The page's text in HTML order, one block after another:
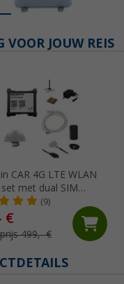
VOOR JOUW REIS
CAR 4G LTE WLAN
met dual SIM
en buitenantenne wit
(9)
€
499,- €